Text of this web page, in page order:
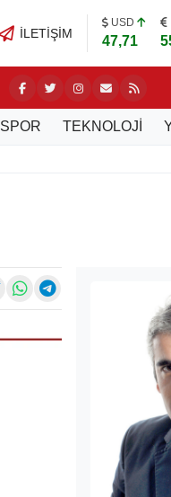
İLETIŞIM
USD
47,71
YKS
SPOR TEKNOLOJİ